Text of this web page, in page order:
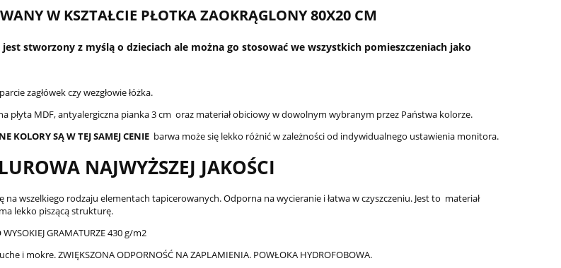
W KSZTAŁCIE PŁOTKA ZAOKRĄGLONY 80X20 CM
jest stworzony z myślą o dzieciach ale można go stosować we wszystkich pomieszczeniach jako
zagłówek czy wezgłowie łóżka.
płyta MDF, antyalergiczna pianka 3 cm oraz materiał obiciowy w dowolnym wybranym przez Państwa kolorze.
KOLORY SĄ W TEJ SAMEJ CENIE barwa może się lekko różnić w zależności od indywidualnego ustawienia monitora.
NAJWYŻSZEJ JAKOŚCI
na wszelkiego rodzaju elementach tapicerowanych. Odporna na wycieranie i łatwa w czyszczeniu. Jest to materiał
lekko piszącą strukturę.
GRAMATURZE 430 g/m2
i mokre. ZWIĘKSZONA ODPORNOŚĆ NA ZAPLAMIENIA. POWŁOKA HYDROFOBOWA.